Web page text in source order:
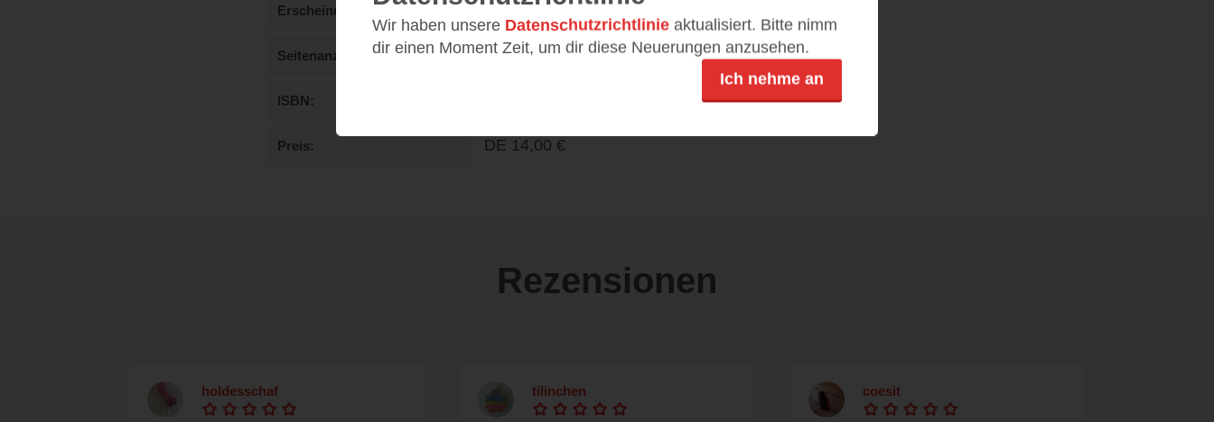
Erscheinungstermin 29.08.24
Seitenanzahl 224
ISBN
Preis DE 14,00 €
Rezensionen
holdesschaf tilinchen coesit
Wir haben unsere Datenschutzrichtlinie aktualisiert. Bitte nimm
dir einen Moment Zeit, um dir diese Neuerungen anzusehen.
Ich nehme an